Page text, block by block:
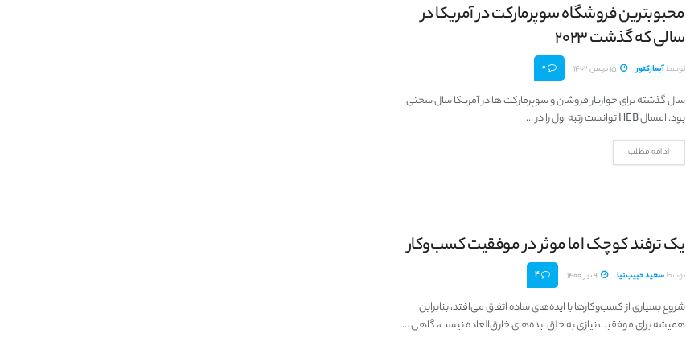
محبوبترین فروشگاه سوپرمارکت در آمریکا در
سالی که گذشت 2023
توسطآیمارکتور 0
سال گذشته برای خواربار فروشان و سوپرمارکت ها در آمریکا سال سختی
بود. امسال HEB توانست رتبه اول را در ...
ادامه مطلب
یک ترفند کوچک اما موثر در موفقیت کسب‌و‌کار
توسطسعید حبیب‌نیا 4
شروع بسیاری از کسب‌و‌کارها با ایده‌های ساده اتفاق می‌افتد، بنابراین
همیشه برای موفقیت نيازی به خلق ایده‌های خارق‌العاده نیست، گاهی ...